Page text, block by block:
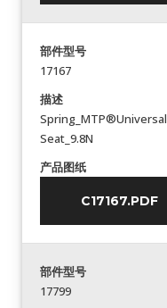
部件型号
17167
描述
Spring_MTP®Universal
Seat_9.8N
产品图纸
C17167.PDF
部件型号
17799